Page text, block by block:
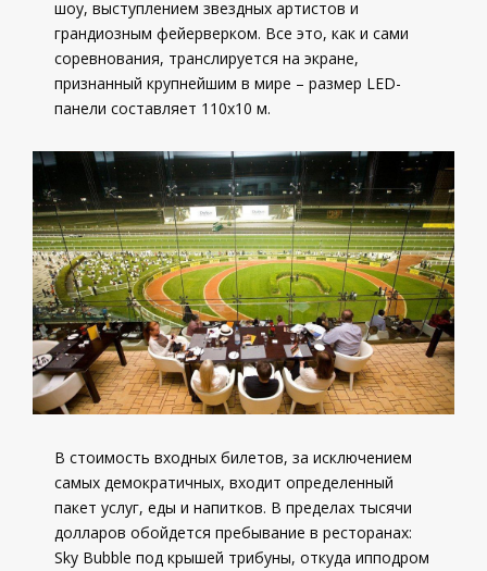
шоу, выступлением звездных артистов и
грандиозным фейерверком. Все это, как и сами
соревнования, транслируется на экране,
признанный крупнейшим в мире – размер LED-
панели составляет 110х10 м.
В стоимость входных билетов, за исключением
самых демократичных, входит определенный
пакет услуг, еды и напитков. В пределах тысячи
долларов обойдется пребывание в ресторанах:
Sky Bubble под крышей трибуны, откуда ипподром